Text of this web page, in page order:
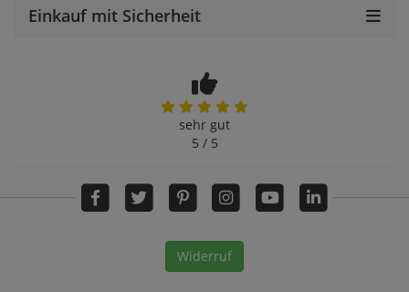
Einkauf mit Sicherheit
sehr gut
5 / 5
Widerruf